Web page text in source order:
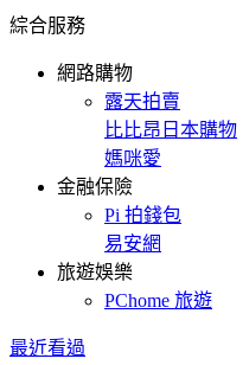
綜合服務
網路購物
露天拍賣
比比昂日本購物
媽咪愛
金融保險
Pi 拍錢包
易安網
旅遊娛樂
PChome 旅遊
最近看過